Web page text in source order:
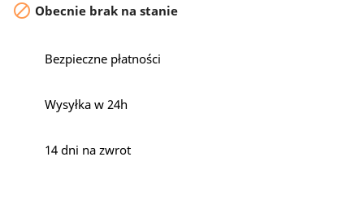
 Obecnie brak na stanie
Bezpieczne płatności
Wysyłka w 24h
14 dni na zwrot